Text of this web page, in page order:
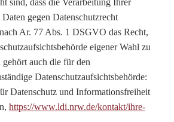
sind, dass die Verarbeitung Ihrer
gegen Datenschutzrecht
Ar. 77 Abs. 1 DSGVO das Recht,
eigener Wahl zu
auch die für den
Datenschutzaufsichtsbehörde:
Datenschutz und Informationsfreiheit
https://www.ldi.nrw.de/kontakt/ihre-